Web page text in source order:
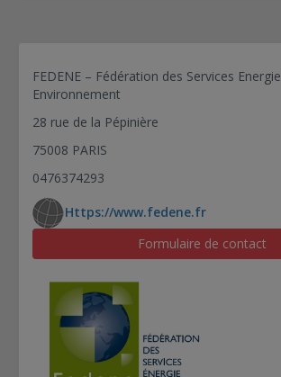
FEDENE – Fédération des Services Energie
Environnement
28 rue de la Pépinière
75008 PARIS
0476374293
Https://www.fedene.fr
Formulaire de contact